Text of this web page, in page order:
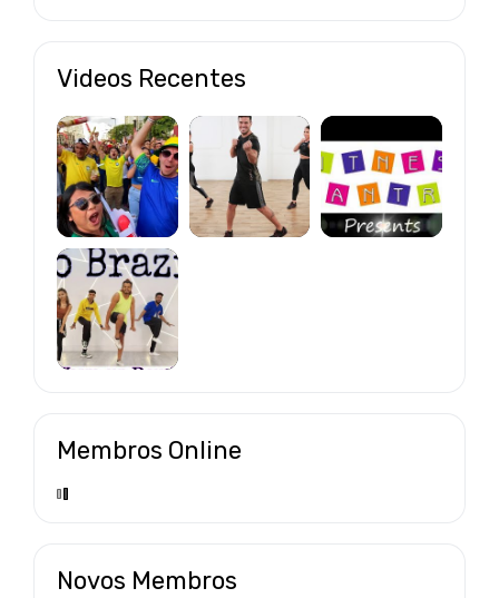
Videos Recentes
Membros Online
Novos Membros